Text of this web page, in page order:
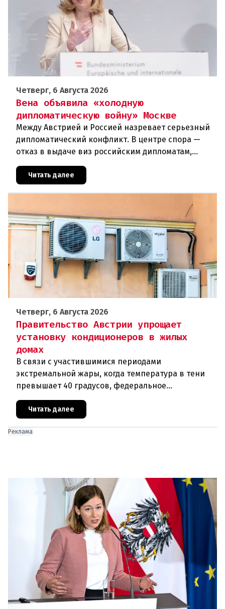
Четверг, 6 Августа 2026
Вена объявила «холодную
дипломатическую войну» Москве
Между Австрией и Россией назревает серьезный
дипломатический конфликт. В центре спора —
отказ в выдаче виз российским дипломатам,
международных организаций, которые
Читать далее
Четверг, 6 Августа 2026
Правительство Австрии упрощает
установку кондиционеров в жилых
домах
В связи с участившимися периодами
экстремальной жары, когда температура в тени
превышает 40 градусов, федеральное
проблемы перегрева жилых помещений. В среду н
Читать далее
Реклама